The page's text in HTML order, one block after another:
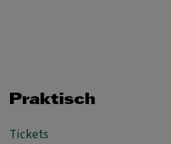
Praktisch
Tickets